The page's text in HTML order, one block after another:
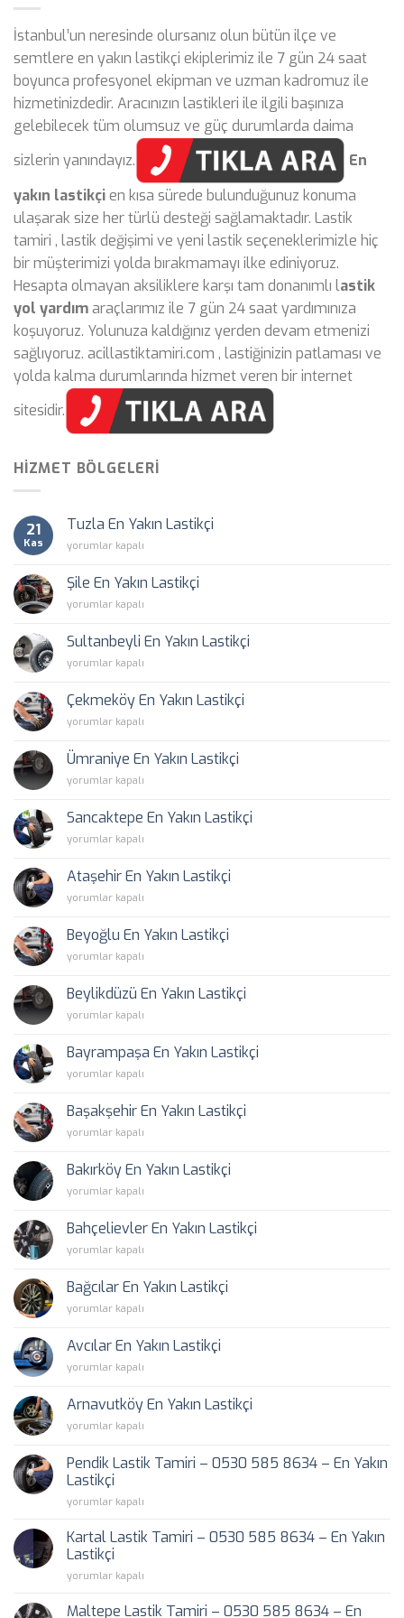
İstanbul’un neresinde olursanız olun bütün ilçe ve
semtlere en yakın lastikçi ekiplerimiz ile 7 gün 24 saat
boyunca profesyonel ekipman ve uzman kadromuz ile
hizmetinizdedir. Aracınızın lastikleri ile ilgili başınıza
gelebilecek tüm olumsuz ve güç durumlarda daima
sizlerin yanındayız.
En
yakın lastikçien kısa sürede bulunduğunuz konuma
ulaşarak size her türlü desteği sağlamaktadır. Lastik
tamiri , lastik değişimi ve yeni lastik seçeneklerimizle hiç
bir müşterimizi yolda bırakmamayı ilke ediniyoruz.
Hesapta olmayan aksiliklere karşı tam donanımlı lastik
yol yardımaraçlarımız ile 7 gün 24 saat yardımınıza
koşuyoruz. Yolunuza kaldığınız yerden devam etmenizi
sağlıyoruz. acillastiktamiri.com , lastiğinizin patlaması ve
yolda kalma durumlarında hizmet veren bir internet
sitesidir.
HIZMET BÖLGELERI
21
Kas
Tuzla En Yakın Lastikçi
Tuzla
Yakın
Lastikçi
için
yorumlar kapalı
Şile En Yakın Lastikçi
Şile
Yakın
Lastikçi
için
yorumlar kapalı
Sultanbeyli En Yakın Lastikçi
Sultanbeyli
Yakın
Lastikçi
için
yorumlar kapalı
Çekmeköy En Yakın Lastikçi
Çekmeköy
Yakın
Lastikçi
için
yorumlar kapalı
Ümraniye En Yakın Lastikçi
Ümraniye
Yakın
Lastikçi
için
yorumlar kapalı
Sancaktepe En Yakın Lastikçi
Sancaktepe
Yakın
Lastikçi
için
yorumlar kapalı
Ataşehir En Yakın Lastikçi
Ataşehir
Yakın
Lastikçi
için
yorumlar kapalı
Beyoğlu En Yakın Lastikçi
Beyoğlu
Yakın
Lastikçi
için
yorumlar kapalı
Beylikdüzü En Yakın Lastikçi
Beylikdüzü
Yakın
Lastikçi
için
yorumlar kapalı
Bayrampaşa En Yakın Lastikçi
Bayrampaşa
Yakın
Lastikçi
için
yorumlar kapalı
Başakşehir En Yakın Lastikçi
Başakşehir
Yakın
Lastikçi
için
yorumlar kapalı
Bakırköy En Yakın Lastikçi
Bakırköy
Yakın
Lastikçi
için
yorumlar kapalı
Bahçelievler En Yakın Lastikçi
Bahçelievler
Yakın
Lastikçi
için
yorumlar kapalı
Bağcılar En Yakın Lastikçi
Bağcılar
Yakın
Lastikçi
için
yorumlar kapalı
Avcılar En Yakın Lastikçi
Avcılar
Yakın
Lastikçi
için
yorumlar kapalı
Arnavutköy En Yakın Lastikçi
Arnavutköy
Yakın
Lastikçi
için
yorumlar kapalı
Pendik Lastik Tamiri – 0530 585 8634 – En Yakın
Lastikçi
Pendik
Tamiri
–
0530
585
–
yorumlar kapalı
Kartal Lastik Tamiri – 0530 585 8634 – En Yakın
Lastikçi
Kartal
Tamiri
yorumlar kapalı
Maltepe Lastik Tamiri – 0530 585 8634 – En